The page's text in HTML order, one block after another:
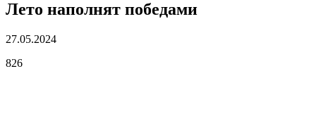
Лето наполнят победами
27.05.2024
826